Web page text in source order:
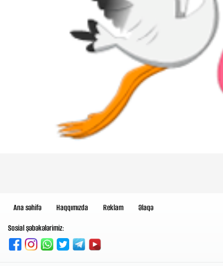
Ana səhifə Haqqımızda Reklam
Əlaqə
Sosial şəbəkələrimiz: